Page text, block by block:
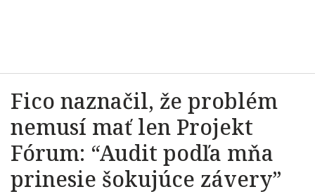
Fico naznačil, že problém
nemusí mať len Projekt
Fórum: “Audit podľa mňa
prinesie šokujúce závery”